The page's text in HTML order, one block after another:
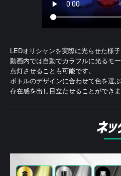
LEDオリシャンを実際に光らせた様子
動画内では自動でカラフルに光るモ
点灯させることも可能です。
ボトルのデザインに合わせて色を選
存在感を出し目立たせることができま